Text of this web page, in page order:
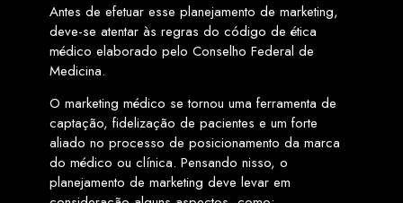
Antes de efetuar esse planejamento de marketing,
deve-se atentar às regras do código de ética
médico elaborado pelo Conselho Federal de
Medicina.
O marketing médico se tornou uma ferramenta de
captação, fidelização de pacientes e um forte
aliado no processo de posicionamento da marca
do médico ou clínica. Pensando nisso, o
planejamento de marketing deve levar em